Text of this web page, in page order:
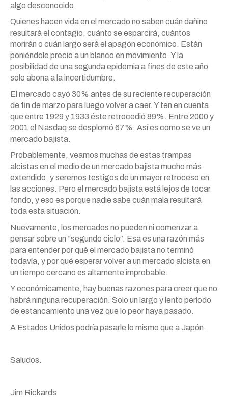
algo desconocido.
Quienes hacen vida en el mercado no saben cuán dañino
resultará el contagio, cuánto se esparcirá, cuántos
morirán o cuán largo será el apagón económico. Están
poniéndole precio a un blanco en movimiento. Y la
posibilidad de una segunda epidemia a fines de este año
solo abona a la incertidumbre.
El mercado cayó 30% antes de su reciente recuperación
de fin de marzo para luego volver a caer. Y ten en cuenta
que entre 1929 y 1933 éste retrocedió 89%. Entre 2000 y
2001 el Nasdaq se desplomó 67%. Así es como se ve un
mercado bajista.
Probablemente, veamos muchas de estas trampas
alcistas en el medio de un mercado bajista mucho más
extendido, y seremos testigos de un mayor retroceso en
las acciones. Pero el mercado bajista está lejos de tocar
fondo, y eso es porque nadie sabe cuán mala resultará
toda esta situación.
Nuevamente, los mercados no pueden ni comenzar a
pensar sobre un “segundo ciclo”. Esa es una razón más
para entender por qué el mercado bajista no terminó
todavía, y por qué esperar volver a un mercado alcista en
un tiempo cercano es altamente improbable.
Y económicamente, hay buenas razones para creer que no
habrá ninguna recuperación. Solo un largo y lento período
de estancamiento una vez que lo peor haya pasado.
A Estados Unidos podría pasarle lo mismo que a Japón.
Saludos.
Jim Rickards